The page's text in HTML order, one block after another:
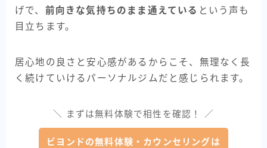
げで、 前向きな気持ちのまま通えている という声も
目立ちます。
居心地の良さと安心感があるからこそ、無理なく長
く続けていけるパーソナルジムだと感じられます。
＼ まずは無料体験で相性を確認！ ／
ビヨンドの無料体験・カウンセリングは